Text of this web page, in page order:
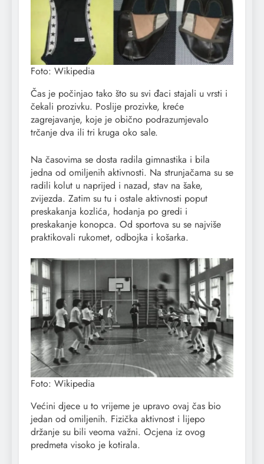
Foto: Wikipedia
Čas je počinjao tako što su svi đaci stajali u vrsti i
čekali prozivku. Poslije prozivke, kreće
zagrejavanje, koje je obično podrazumjevalo
trčanje dva ili tri kruga oko sale.
Na časovima se dosta radila gimnastika i bila
jedna od omiljenih aktivnosti. Na strunjačama su se
radili kolut u naprijed i nazad, stav na šake,
zvijezda. Zatim su tu i ostale aktivnosti poput
preskakanja kozlića, hodanja po gredi i
preskakanje konopca. Od sportova su se najviše
praktikovali rukomet, odbojka i košarka.
Foto: Wikipedia
Većini djece u to vrijeme je upravo ovaj čas bio
jedan od omiljenih. Fizička aktivnost i lijepo
držanje su bili veoma važni. Ocjena iz ovog
predmeta visoko je kotirala.